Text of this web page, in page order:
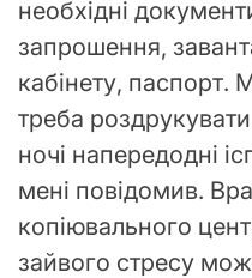
необхідні
запрошення,
кабінету, паспорт.
треба
ночі напередодні
мені повідомив.
копіювального
зайвого стресу